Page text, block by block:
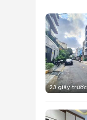
23 giây trước